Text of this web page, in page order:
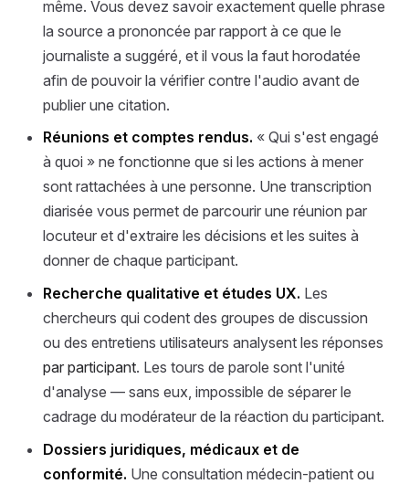
même. Vous devez savoir exactement quelle phrase
la source a prononcée par rapport à ce que le
journaliste a suggéré, et il vous la faut horodatée
afin de pouvoir la vérifier contre l'audio avant de
publier une citation.
Réunions et comptes rendus. « Qui s'est engagé
à quoi » ne fonctionne que si les actions à mener
sont rattachées à une personne. Une transcription
diarisée vous permet de parcourir une réunion par
locuteur et d'extraire les décisions et les suites à
donner de chaque participant.
Recherche qualitative et études UX. Les
chercheurs qui codent des groupes de discussion
ou des entretiens utilisateurs analysent les réponses
par participant. Les tours de parole sont l'unité
d'analyse — sans eux, impossible de séparer le
cadrage du modérateur de la réaction du participant.
Dossiers juridiques, médicaux et de
conformité. Une consultation médecin-patient ou